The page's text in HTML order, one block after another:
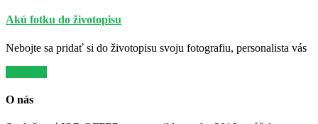
Akú fotku do životopisu
Nebojte sa pridať si do životopisu svoju fotografiu, personalista vás
O nás